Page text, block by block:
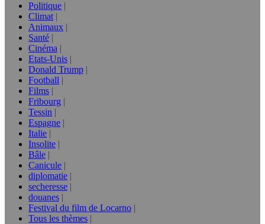
Politique
Climat
Animaux
Santé
Cinéma
Etats-Unis
Donald Trump
Football
Films
Fribourg
Tessin
Espagne
Italie
Insolite
Bâle
Canicule
diplomatie
secheresse
douanes
Festival du film de Locarno
Tous les thèmes